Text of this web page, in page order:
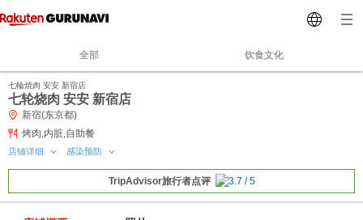
全部 饮食文化
七輪焼肉 安安 新宿店
七轮烧肉 安安 新宿店
新宿(东京都)
烤肉,内脏,自助餐
店铺详细 感染预防
TripAdvisor旅行者点评